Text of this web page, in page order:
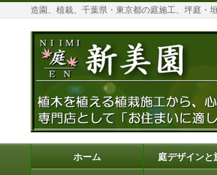
造園、植栽、千葉県・東京都の庭施工、坪庭・
ホーム 庭デザインと